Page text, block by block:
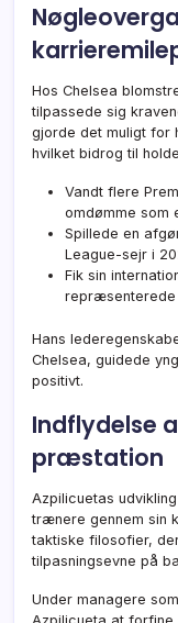
Hos Chelsea
tilpassede sig
gjorde det muligt for
hvilket bidrog til
Vandt flere
omdømme som
Spillede en
League-sejr i
Fik sin
repræsenterede
Hans
Chelsea, guidede
positivt.
Indflydelse
præstation
Azpilicuetas
trænere gennem sin
taktiske filosofier,
tilpasningsevne på
Under managere